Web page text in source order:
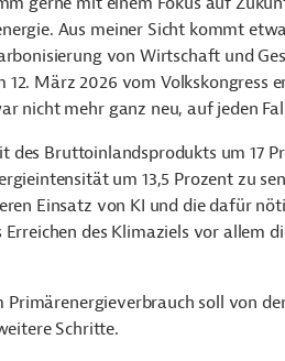
Aus meiner Sicht kommt
von Wirtschaft und
März 2026 vom Volkskongress
nicht mehr ganz neu, auf jeden
des Bruttoinlandsprodukts um 17
um 13,5 Prozent zu
Einsatz von KI und die dafür
des Klimaziels vor allem
soll von
Schritte.